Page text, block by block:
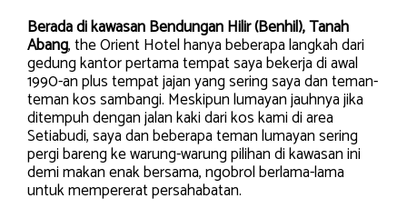
Berada di kawasan Bendungan Hilir (Benhil), Tanah
Abang, the Orient Hotel hanya beberapa langkah dari
gedung kantor pertama tempat saya bekerja di awal
1990-an plus tempat jajan yang sering saya dan teman-
teman kos sambangi. Meskipun lumayan jauhnya jika
ditempuh dengan jalan kaki dari kos kami di area
Setiabudi, saya dan beberapa teman lumayan sering
pergi bareng ke warung-warung pilihan di kawasan ini
demi makan enak bersama, ngobrol berlama-lama
untuk mempererat persahabatan.